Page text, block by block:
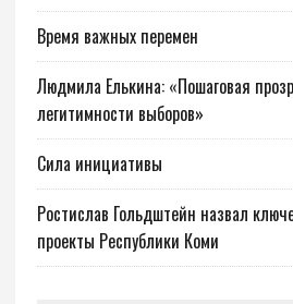
Время важных перемен
Людмила Елькина: «Пошаговая
легитимности выборов»
Сила инициативы
Ростислав Гольдштейн назвал
проекты Республики Коми